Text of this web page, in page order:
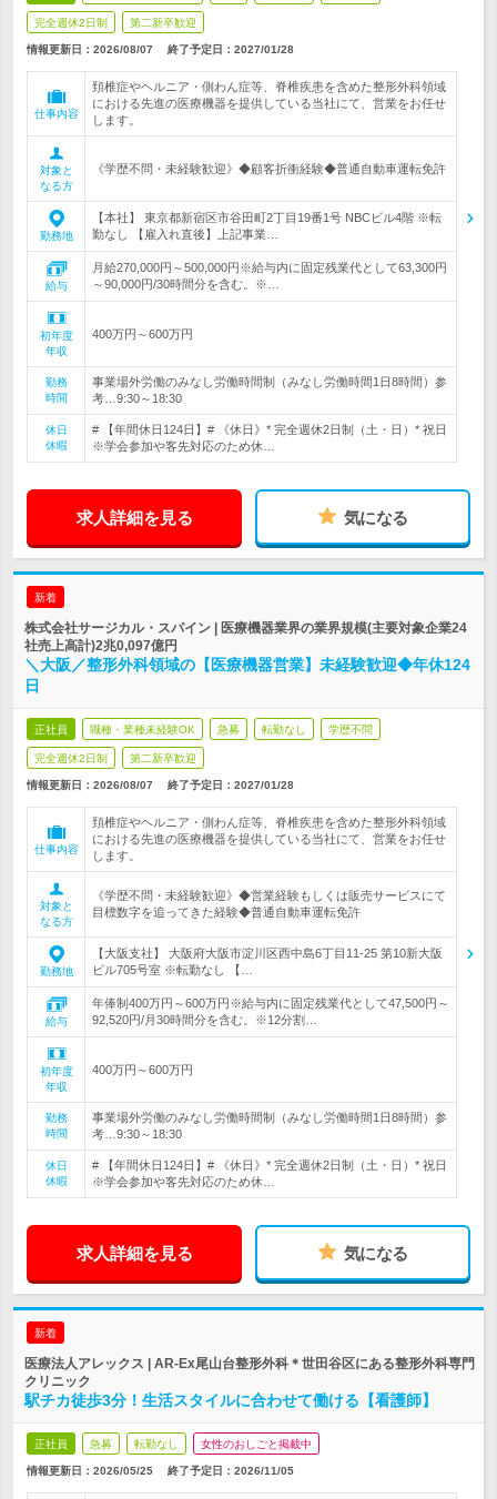
完全週休2日制 第二新卒歓迎
情報更新日：2026/08/07 終了予定日： 2027/01/28
仕事内容
頚椎症やヘルニア・側わん症等、脊椎疾患を含めた整形外科領域
における先進の医療機器を提供している当社にて、営業をお任せ
します。
対象と
なる方
《学歴不問・未経験歓迎》◆顧客折衝経験◆普通自動車運転免許
勤務地
【本社】 東京都新宿区市谷田町2丁目19番1号 NBCビル4階 ※転
勤なし 【雇入れ直後】上記事業…
給与
月給270,000円～500,000円※給与内に固定残業代として63,300円
～90,000円/30時間分を含む。※…
初年度
年収
400万円～600万円
勤務
時間
事業場外労働のみなし労働時間制（みなし労働時間1日8時間）参
考…9:30～18:30
休日
休暇
# 【年間休日124日】# 《休日》* 完全週休2日制（土・日）* 祝日
※学会参加や客先対応のため休…
求人詳細を見る 気になる
新着
株式会社サージカル・スパイン | 医療機器業界の業界規模(主要対象企業24
社売上高計)2兆0,097億円
＼大阪／整形外科領域の【医療機器営業】未経験歓迎◆年休124
日
正社員 職種・業種未経験OK 急募 転勤なし 学歴不問
完全週休2日制 第二新卒歓迎
情報更新日：2026/08/07 終了予定日： 2027/01/28
仕事内容
頚椎症やヘルニア・側わん症等、脊椎疾患を含めた整形外科領域
における先進の医療機器を提供している当社にて、営業をお任せ
します。
対象と
なる方
《学歴不問・未経験歓迎》◆営業経験もしくは販売サービスにて
目標数字を追ってきた経験◆普通自動車運転免許
勤務地
【大阪支社】 大阪府大阪市淀川区西中島6丁目11-25 第10新大阪
ビル705号室 ※転勤なし 【…
給与
年俸制400万円～600万円※給与内に固定残業代として47,500円～
92,520円/月30時間分を含む。※12分割…
初年度
年収
400万円～600万円
勤務
時間
事業場外労働のみなし労働時間制（みなし労働時間1日8時間）参
考…9:30～18:30
休日
休暇
# 【年間休日124日】# 《休日》* 完全週休2日制（土・日）* 祝日
※学会参加や客先対応のため休…
求人詳細を見る 気になる
新着
医療法人アレックス | AR-Ex尾山台整形外科＊世田谷区にある整形外科専門
クリニック
駅チカ徒歩3分！生活スタイルに合わせて働ける【看護師】
正社員 急募 転勤なし 女性のおしごと掲載中
情報更新日：2026/05/25 終了予定日： 2026/11/05